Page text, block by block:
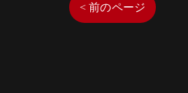
< 前のページ